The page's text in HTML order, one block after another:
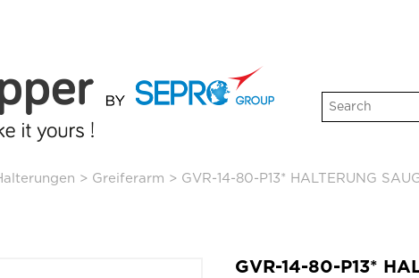
> Greiferarm > GVR-14-80-P13* HALTERUNG
GVR-14-80-P13*